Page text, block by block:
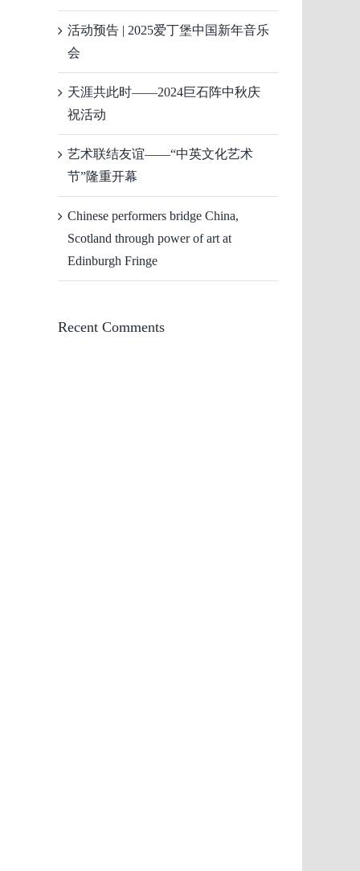
活动预告 | 2025爱丁堡中国新年音乐
会
天涯共此时——2024巨石阵中秋庆
祝活动
艺术联结友谊——“中英文化艺术
节”隆重开幕
Chinese performers bridge China,
Scotland through power of art at
Edinburgh Fringe
Recent Comments